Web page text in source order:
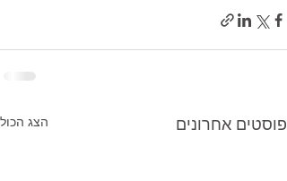
פוסטים אחרונים הצג הכול